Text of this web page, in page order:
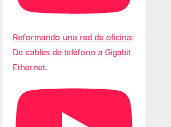
Reformando una red de oficina:
De cables de teléfono a Gigabit
Ethernet.